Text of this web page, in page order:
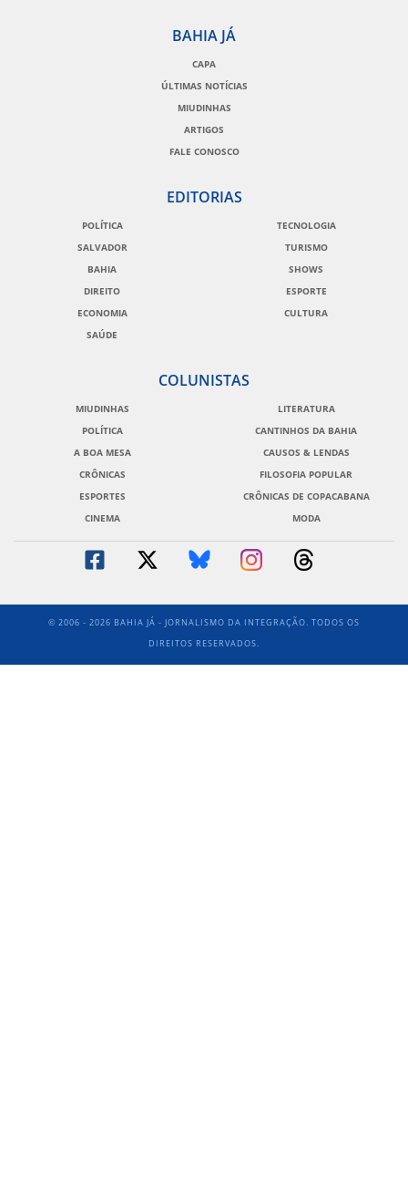
BAHIA JÁ
CAPA
ÚLTIMAS NOTÍCIAS
MIUDINHAS
ARTIGOS
FALE CONOSCO
EDITORIAS
POLÍTICA
SALVADOR
BAHIA
DIREITO
ECONOMIA
SAÚDE
TECNOLOGIA
TURISMO
SHOWS
ESPORTE
CULTURA
COLUNISTAS
MIUDINHAS
POLÍTICA
A BOA MESA
CRÔNICAS
ESPORTES
CINEMA
LITERATURA
CANTINHOS DA BAHIA
CAUSOS & LENDAS
FILOSOFIA POPULAR
CRÔNICAS DE COPACABANA
MODA
© 2006 - 2026 BAHIA JÁ - JORNALISMO DA INTEGRAÇÃO. TODOS OS
DIREITOS RESERVADOS.